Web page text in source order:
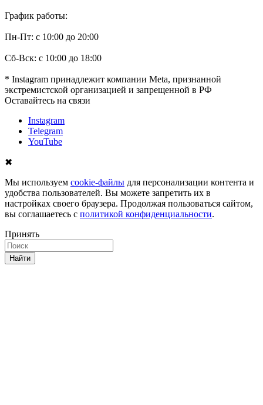
График работы:
Пн-Пт: с 10:00 до 20:00
Сб-Вск: с 10:00 до 18:00
* Instagram принадлежит компании Meta, признанной
экстремистской организацией и запрещенной в РФ
Оставайтесь на связи
Instagram
Telegram
YouTube
✖
Мы используем cookie-файлы для персонализации контента и
удобства пользователей. Вы можете запретить их в
настройках своего браузера. Продолжая пользоваться сайтом,
вы соглашаетесь с политикой конфиденциальности.
Принять
Найти